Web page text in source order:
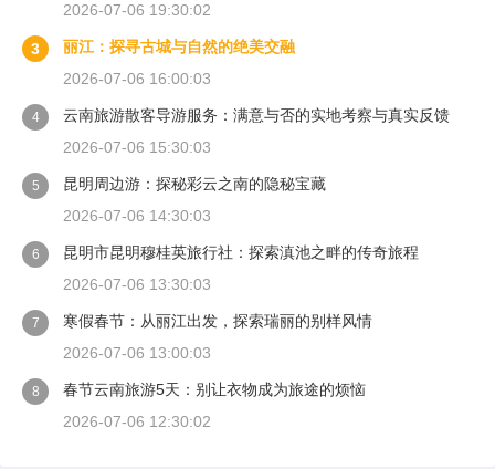
2026-07-06 19:30:02
3
丽江：探寻古城与自然的绝美交融
2026-07-06 16:00:03
4
云南旅游散客导游服务：满意与否的实地考察与真实反馈
2026-07-06 15:30:03
5
昆明周边游：探秘彩云之南的隐秘宝藏
2026-07-06 14:30:03
6
昆明市昆明穆桂英旅行社：探索滇池之畔的传奇旅程
2026-07-06 13:30:03
7
寒假春节：从丽江出发，探索瑞丽的别样风情
2026-07-06 13:00:03
8
春节云南旅游5天：别让衣物成为旅途的烦恼
2026-07-06 12:30:02